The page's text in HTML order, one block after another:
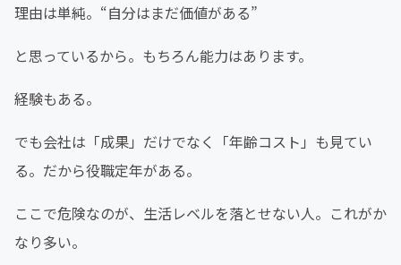
理由は単純。“自分はまだ価値がある”
と思っているから。もちろん能力はあります。
経験もある。
でも会社は「成果」だけでなく「年齢コスト」も見てい
る。だから役職定年がある。
ここで危険なのが、生活レベルを落とせない人。これがか
なり多い。